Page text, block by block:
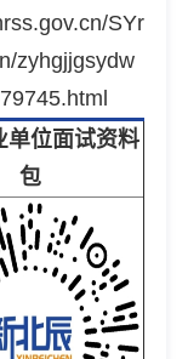
SYr
zyhgjjgsydw
单位面试资料
包